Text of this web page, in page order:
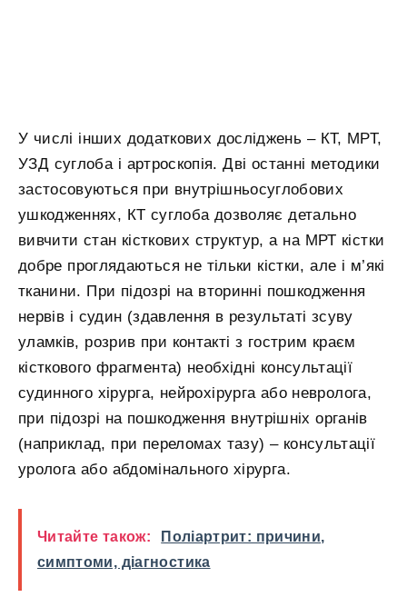
У числі інших додаткових досліджень – КТ, МРТ,
УЗД суглоба і артроскопія. Дві останні методики
застосовуються при внутрішньосуглобових
ушкодженнях, КТ суглоба дозволяє детально
вивчити стан кісткових структур, а на МРТ кістки
добре проглядаються не тільки кістки, але і м’які
тканини. При підозрі на вторинні пошкодження
нервів і судин (здавлення в результаті зсуву
уламків, розрив при контакті з гострим краєм
кісткового фрагмента) необхідні консультації
судинного хірурга, нейрохірурга або невролога,
при підозрі на пошкодження внутрішніх органів
(наприклад, при переломах тазу) – консультації
уролога або абдомінального хірурга.
Читайте також:
Поліартрит: причини,
симптоми, діагностика